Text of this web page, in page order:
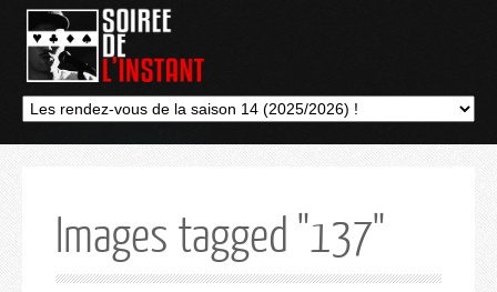
Images tagged "137"